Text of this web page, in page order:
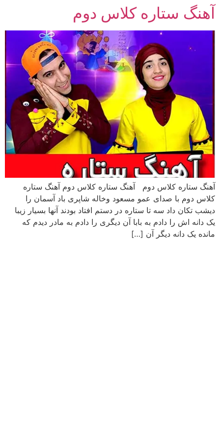
پرش
محتوا
آهنگ ستاره کلاس دوم
آهنگ ستاره کلاس دوم آهنگ ستاره کلاس دوم آهنگ ستاره
کلاس دوم با صدای عمو مسعود وخاله شاپری باد آسمان را
دیشب تکان داد سه تا ستاره در دستم افتاد بودند آنها بسیار زیبا
یک دانه اش را دادم به بابا آن دیگری را دادم به مادر دیدم که
مانده یک دانه دیگر آن […]